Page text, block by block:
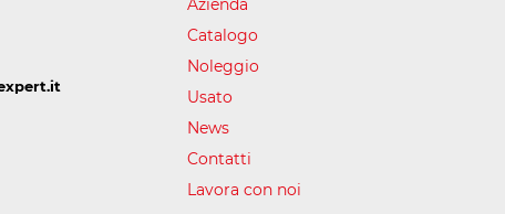
Azienda
Catalogo
Noleggio
Usato
News
Contatti
Lavora con noi